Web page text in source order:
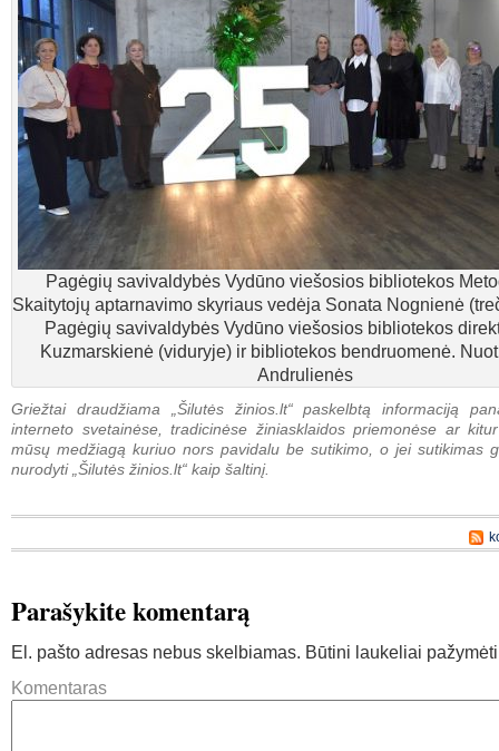
Pagėgių savivaldybės Vydūno viešosios bibliotekos
Skaitytojų aptarnavimo skyriaus vedėja Sonata Nognienė
Pagėgių savivaldybės Vydūno viešosios bibliotekos
Kuzmarskienė (viduryje) ir bibliotekos bendruomenė.
Andrulienės
Griežtai draudžiama „Šilutės žinios.lt“ paskelbtą informaciją
interneto svetainėse, tradicinėse žiniasklaidos priemonėse ar
mūsų medžiagą kuriuo nors pavidalu be sutikimo, o jei sutikimas
nurodyti „Šilutės žinios.lt“ kaip šaltinį.
Parašykite komentarą
El. pašto adresas nebus skelbiamas. Būtini laukeliai
Komentaras